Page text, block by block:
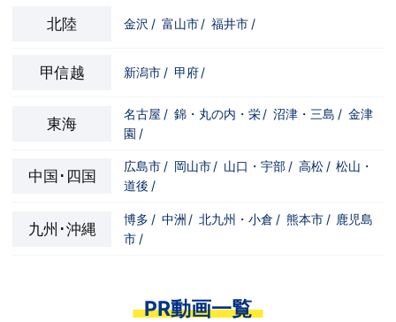
北陸 金沢 / 富山市 / 福井市 /
甲信越 新潟市 / 甲府 /
東海
名古屋 / 錦・丸の内・栄 / 沼津・三島 / 金津
園 /
中国･四国
広島市 / 岡山市 / 山口・宇部 / 高松 / 松山・
道後 /
九州･沖縄
博多 / 中洲 / 北九州・小倉 / 熊本市 / 鹿児島
市 /
PR動画一覧